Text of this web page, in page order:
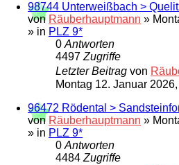
98744 Unterweißbach >
von Räuberhauptmann »
» in PLZ 9*
0 Antworten
4497 Zugriffe
Letzter Beitrag von
Montag 12. Januar
96472 Rödental >
von Räuberhauptmann »
» in PLZ 9*
0 Antworten
4484 Zugriffe